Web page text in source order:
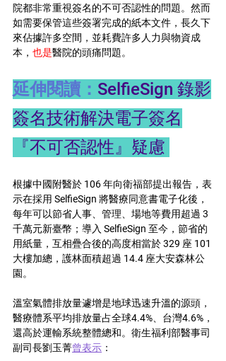
院都非常重視簽名的不可否認性的問題。然而
如需要保管這些簽署完成的紙本文件，長久下
來佔據許多空間，並耗費許多人力與物資成
本， 也是醫院的頭痛問題。
延伸閱讀： SelfieSign 錄影
簽名技術解決電子簽名
『不可否認性』疑慮
根據中國附醫於 106 年向衛福部提出報告，表
示在採用 SelfieSign 將醫療同意書電子化後，
每年可以節省人事、管理、場地等費用超過 3
千萬元新臺幣；導入 SelfieSign 至今，節省的
用紙量，互相疊合後的高度相當於 329 座 101
大樓加總，護林面積超過 14.4 座大安森林公
園。
溫室氣體排放量遽增是地球迅速升溫的源頭，
醫療體系平均排放量占全球4.4%、台灣4.6%，
還高於運輸系統整體總和。衛生福利部醫事司
副司長劉玉菁曾表示 ：